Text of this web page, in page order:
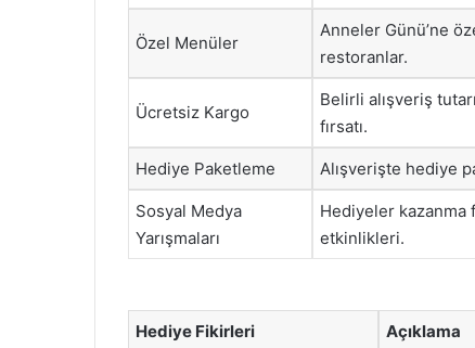
Özel Menüler
Anneler Günü’ne
restoranlar.
Ücretsiz Kargo
Belirli alışveriş
fırsatı.
Hediye Paketleme Alışverişte hediye
Sosyal Medya
Yarışmaları
Hediyeler kazanma
etkinlikleri.
Hediye Fikirleri Açıklama